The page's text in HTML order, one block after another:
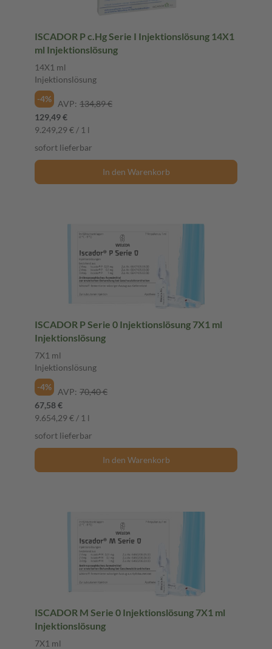
ISCADOR P c.Hg Serie I Injektionslösung 14X1
ml Injektionslösung
14X1 ml
Injektionslösung
-4%
AVP: 134,89 €
129,49 €
9.249,29 € / 1 l
sofort lieferbar
In den Warenkorb
ISCADOR P Serie 0 Injektionslösung 7X1 ml
Injektionslösung
7X1 ml
Injektionslösung
-4%
AVP: 70,40 €
67,58 €
9.654,29 € / 1 l
sofort lieferbar
In den Warenkorb
ISCADOR M Serie 0 Injektionslösung 7X1 ml
Injektionslösung
7X1 ml